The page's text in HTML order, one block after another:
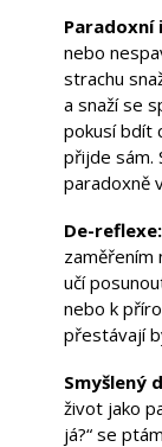
Paradoxní
nebo
strachu
a snaží se
pokusí bdít
přijde sám.
paradoxně
De-reflexe:
učí
nebo k
přestávají
Smyšlený
život jako
já?“ se